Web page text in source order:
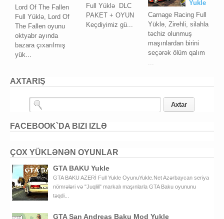
Lord Of The Fallen
Full Yüklə, Lord Of
The Fallen oyunu
oktyabr ayında
bazara çıxarılmış
yük...
Yukle
Carnage Racing Full
Yüklə, Zirehli, silahla
təchiz olunmuş
maşınlardan birini
seçərək ölüm qalım
...
Full Yüklə DLC
PAKET + OYUN
Keçdiyimiz gü...
AXTARIŞ
FACEBOOK`DA BIZI IZLƏ
ÇOX YÜKLƏNƏN OYUNLAR
GTA BAKU Yukle
GTA BAKU AZERİ Full Yukle OyunuYukle.Net Azərbaycan seriya
nömrələri və "Juqlili" markalı maşınlarla GTA Baku oyununu
təqdi...
GTA San Andreas Baku Mod Yukle